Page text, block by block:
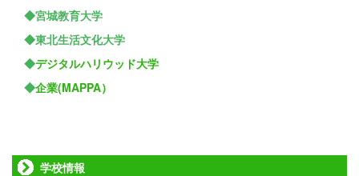
◆宮城教育大学
◆東北生活文化大学
◆デジタルハリウッド大学
◆企業(MAPPA）
学校情報